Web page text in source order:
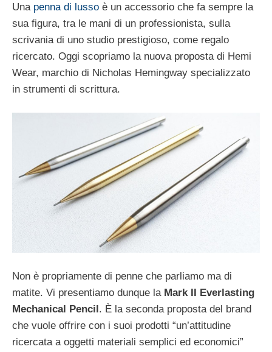
Una penna di lusso è un accessorio che fa sempre la
sua figura, tra le mani di un professionista, sulla
scrivania di uno studio prestigioso, come regalo
ricercato. Oggi scopriamo la nuova proposta di Hemi
Wear, marchio di Nicholas Hemingway specializzato
in strumenti di scrittura.
Non è propriamente di penne che parliamo ma di
matite. Vi presentiamo dunque la Mark II Everlasting
Mechanical Pencil. È la seconda proposta del brand
che vuole offrire con i suoi prodotti “un’attitudine
ricercata a oggetti materiali semplici ed economici”